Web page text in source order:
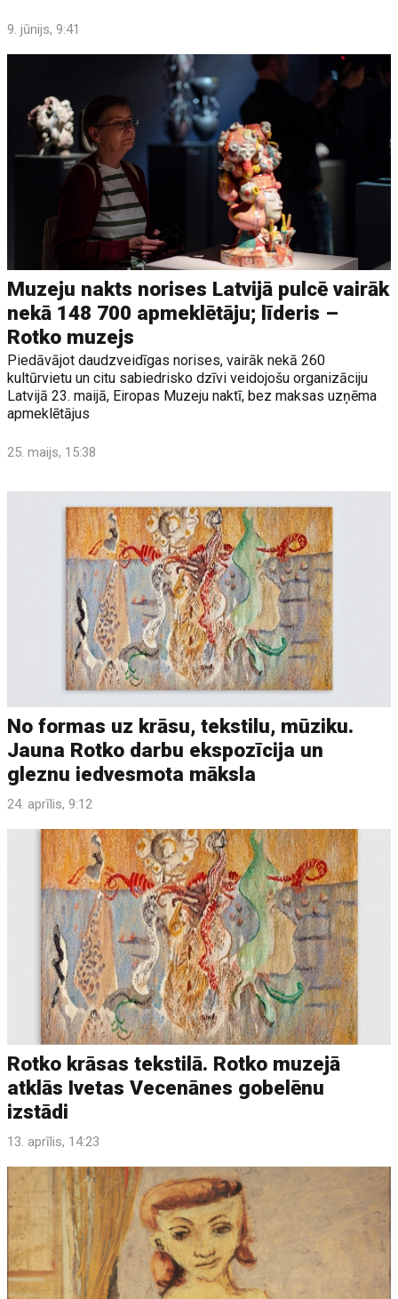
9. jūnijs, 9:41
Muzeju nakts norises Latvijā pulcē vairāk
nekā 148 700 apmeklētāju; līderis –
Rotko muzejs
Piedāvājot daudzveidīgas norises, vairāk nekā 260
kultūrvietu un citu sabiedrisko dzīvi veidojošu organizāciju
Latvijā 23. maijā, Eiropas Muzeju naktī, bez maksas uzņēma
apmeklētājus
25. maijs, 15:38
No formas uz krāsu, tekstilu, mūziku.
Jauna Rotko darbu ekspozīcija un
gleznu iedvesmota māksla
24. aprīlis, 9:12
Rotko krāsas tekstilā. Rotko muzejā
atklās Ivetas Vecenānes gobelēnu
izstādi
13. aprīlis, 14:23